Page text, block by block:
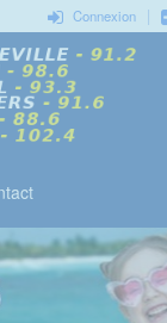
Connexion |